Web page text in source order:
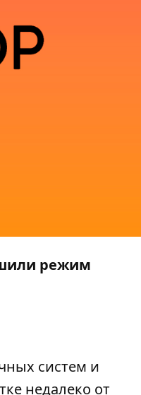
режим
систем и
недалеко от